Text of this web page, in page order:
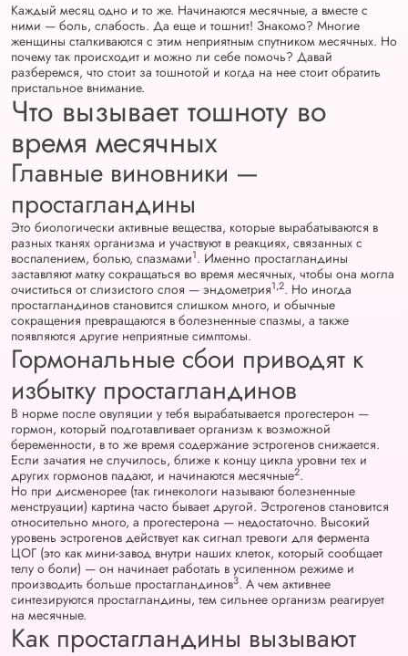
Каждый месяц одно и то же. Начинаются месячные, а вместе с
ними — боль, слабость. Да еще и тошнит! Знакомо? Многие
женщины сталкиваются с этим неприятным спутником месячных. Но
почему так происходит и можно ли себе помочь? Давай
разберемся, что стоит за тошнотой и когда на нее стоит обратить
пристальное внимание.
Что вызывает тошноту во
время месячных
Главные виновники —
простагландины
Это биологически активные вещества, которые вырабатываются в
разных тканях организма и участвуют в реакциях, связанных с
воспалением, болью, спазмами1. Именно простагландины
заставляют матку сокращаться во время месячных, чтобы она могла
очиститься от слизистого слоя — эндометрия1,2. Но иногда
простагландинов становится слишком много, и обычные
сокращения превращаются в болезненные спазмы, а также
появляются другие неприятные симптомы.
Гормональные сбои приводят к
избытку простагландинов
В норме после овуляции у тебя вырабатывается прогестерон —
гормон, который подготавливает организм к возможной
беременности, в то же время содержание эстрогенов снижается.
Если зачатия не случилось, ближе к концу цикла уровни тех и
других гормонов падают, и начинаются месячные2.
Но при дисменорее (так гинекологи называют болезненные
менструации) картина часто бывает другой. Эстрогенов становится
относительно много, а прогестерона — недостаточно. Высокий
уровень эстрогенов действует как сигнал тревоги для фермента
ЦОГ (это как мини‑завод внутри наших клеток, который сообщает
телу о боли) — он начинает работать в усиленном режиме и
производить больше простагландинов3. А чем активнее
синтезируются простагландины, тем сильнее организм реагирует
на месячные.
Как простагландины вызывают